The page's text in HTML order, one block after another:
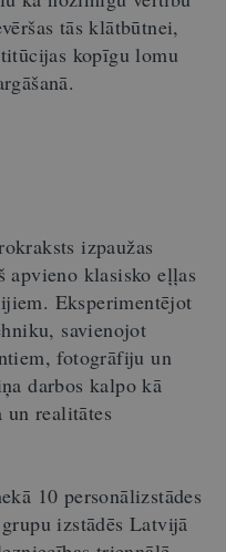
tās klātbūtnei,
kopīgu lomu
izpaužas
klasisko eļļas
Eksperimentējot
savienojot
fotogrāfiju un
darbos kalpo kā
realitātes
10 personālizstādes
izstādēs Latvijā